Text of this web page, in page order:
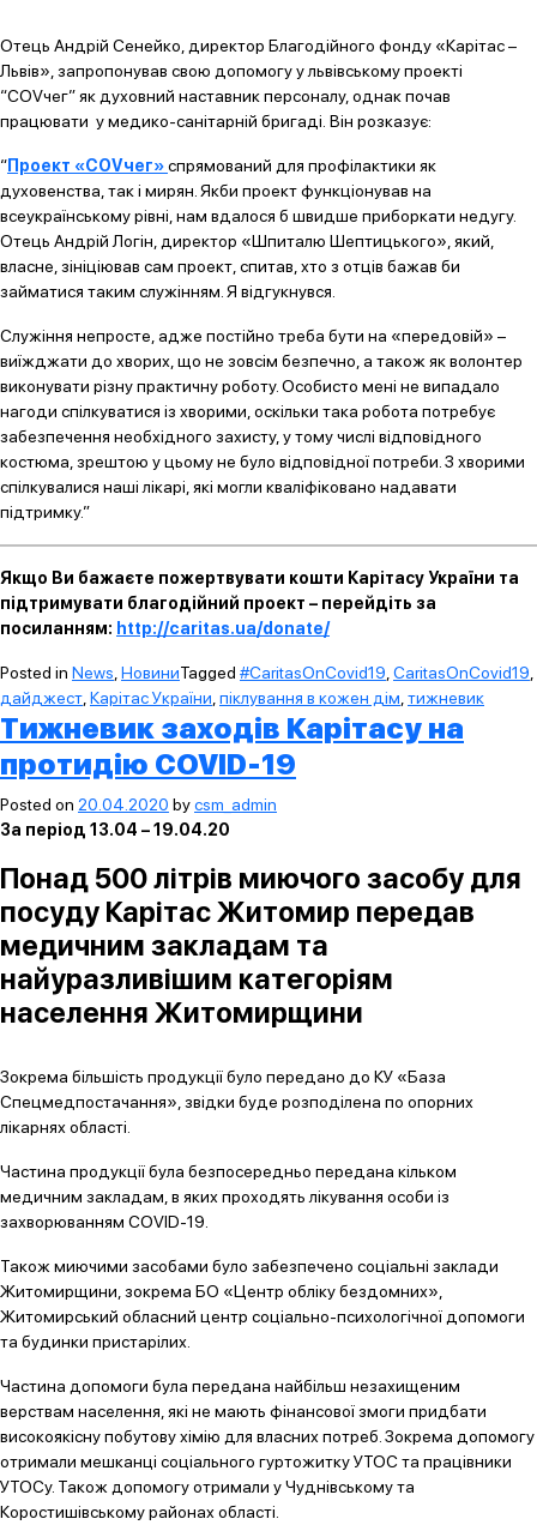
Отець Андрій Сенейко, директор Благодійного фонду «Карітас –
Львів», запропонував свою допомогу у львівському проекті
“COVчег” як духовний наставник персоналу, однак почав
працювати у медико-санітарній бригаді. Він розказує:
“Проект «COVчег»спрямований для профілактики як
духовенства, так і мирян. Якби проект функціонував на
всеукраїнському рівні, нам вдалося б швидше приборкати недугу.
Отець Андрій Логін, директор «Шпиталю Шептицького», який,
власне, зініціював сам проект, спитав, хто з отців бажав би
займатися таким служінням. Я відгукнувся.
Служіння непросте, адже постійно треба бути на «передовій» –
виїжджати до хворих, що не зовсім безпечно, а також як волонтер
виконувати різну практичну роботу. Особисто мені не випадало
нагоди спілкуватися із хворими, оскільки така робота потребує
забезпечення необхідного захисту, у тому числі відповідного
костюма, зрештою у цьому не було відповідної потреби. З хворими
спілкувалися наші лікарі, які могли кваліфіковано надавати
підтримку.”
Якщо Ви бажаєте пожертвувати кошти Карітасу України та
підтримувати благодійний проект – перейдіть за
посиланням: http://caritas.ua/donate/
Posted in News НовиниTagged #CaritasOnCovid19 CaritasOnCovid19
дайджест Карітас України піклування в кожен дім тижневик
Тижневик заходів Карітасу на
протидію COVID-19
Posted on 20.04.2020 bycsm_admin
За період 13.04 – 19.04.20
Понад 500 літрів миючого засобу для
посуду Карітас Житомир передав
медичним закладам та
найуразливішим категоріям
населення Житомирщини
Зокрема більшість продукції було передано до КУ «База
Спецмедпостачання», звідки буде розподілена по опорних
лікарнях області.
Частина продукції була безпосередньо передана кільком
медичним закладам, в яких проходять лікування особи із
захворюванням COVID-19.
Також миючими засобами було забезпечено соціальні заклади
Житомирщини, зокрема БО «Центр обліку бездомних»,
Житомирський обласний центр соціально-психологічної допомоги
та будинки пристарілих.
Частина допомоги була передана найбільш незахищеним
верствам населення, які не мають фінансової змоги придбати
високоякісну побутову хімію для власних потреб. Зокрема допомогу
отримали мешканці соціального гуртожитку УТОС та працівники
УТОСу. Також допомогу отримали у Чуднівському та
Коростишівському районах області.